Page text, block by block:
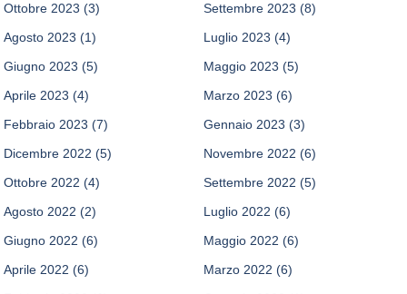
Ottobre 2023 (3) Settembre 2023 (8)
Agosto 2023 (1) Luglio 2023 (4)
Giugno 2023 (5) Maggio 2023 (5)
Aprile 2023 (4) Marzo 2023 (6)
Febbraio 2023 (7) Gennaio 2023 (3)
Dicembre 2022 (5) Novembre 2022 (6)
Ottobre 2022 (4) Settembre 2022 (5)
Agosto 2022 (2) Luglio 2022 (6)
Giugno 2022 (6) Maggio 2022 (6)
Aprile 2022 (6) Marzo 2022 (6)